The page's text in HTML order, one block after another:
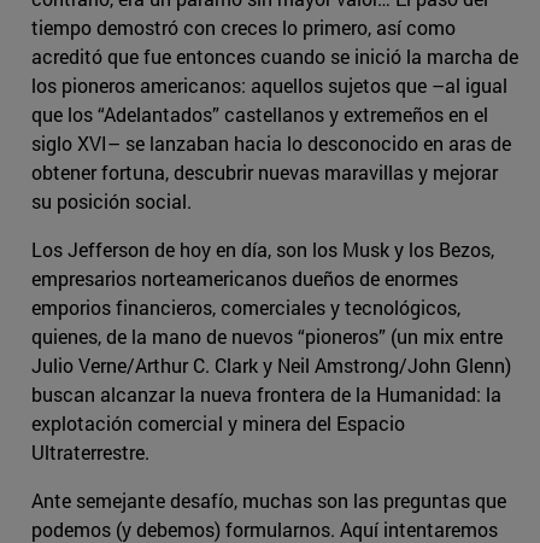
tiempo demostró con creces lo primero, así como
acreditó que fue entonces cuando se inició la marcha de
los pioneros americanos: aquellos sujetos que –al igual
que los “Adelantados” castellanos y extremeños en el
siglo XVI– se lanzaban hacia lo desconocido en aras de
obtener fortuna, descubrir nuevas maravillas y mejorar
su posición social.
Los Jefferson de hoy en día, son los Musk y los Bezos,
empresarios norteamericanos dueños de enormes
emporios financieros, comerciales y tecnológicos,
quienes, de la mano de nuevos “pioneros” (un mix entre
Julio Verne/Arthur C. Clark y Neil Amstrong/John Glenn)
buscan alcanzar la nueva frontera de la Humanidad: la
explotación comercial y minera del Espacio
Ultraterrestre.
Ante semejante desafío, muchas son las preguntas que
podemos (y debemos) formularnos. Aquí intentaremos